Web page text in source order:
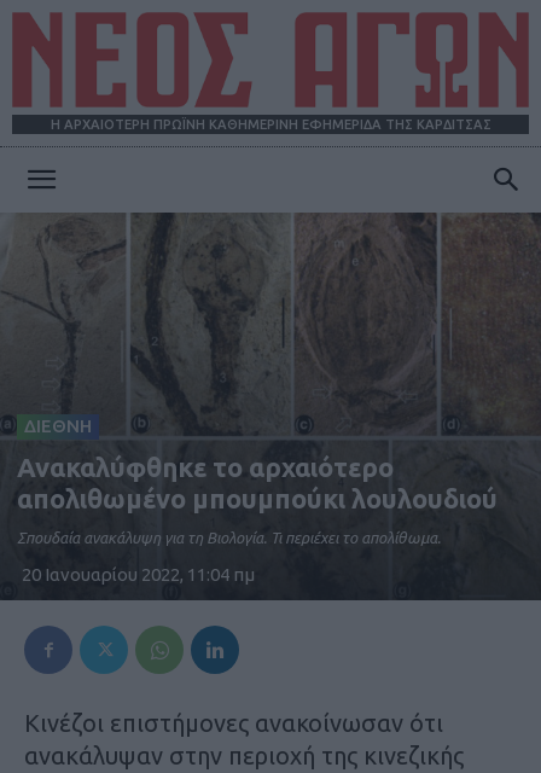
Η ΑΡΧΑΙΟΤΕΡΗ ΠΡΩΪΝΗ ΚΑΘΗΜΕΡΙΝΗ ΕΦΗΜΕΡΙΔΑ ΤΗΣ ΚΑΡΔΙΤΣΑΣ
ΑΓΩΝ
ΔΙΕΘΝΗ
Ανακαλύφθηκε το αρχαιότερο
απολιθωμένο μπουμπούκι λουλουδιού
Σπουδαία ανακάλυψη για τη Βιολογία. Τι περιέχει το απολίθωμα.
20 Ιανουαρίου 2022, 11:04 πμ
Κινέζοι επιστήμονες ανακοίνωσαν ότι
ανακάλυψαν στην περιοχή της κινεζικής